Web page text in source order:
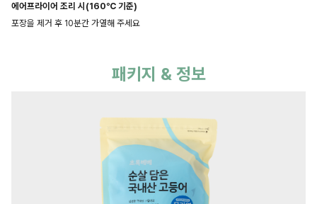
에어프라이어 조리 시(160℃ 기준)
포장을 제거 후 10분간 가열해 주세요
패키지 & 정보